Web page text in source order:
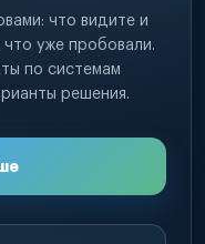
что видите и
уже пробовали.
по системам
решения.